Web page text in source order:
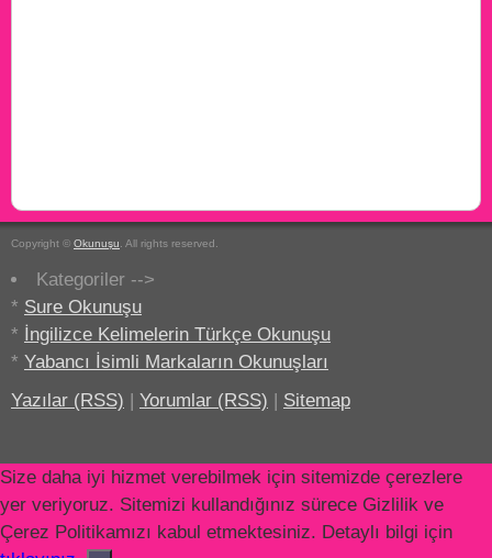
Copyright © Okunuşu . All rights reserved.
Kategoriler -->
* Sure Okunuşu
* İngilizce Kelimelerin Türkçe Okunuşu
* Yabancı İsimli Markaların Okunuşları
Yazılar (RSS) | Yorumlar (RSS) | Sitemap
Size daha iyi hizmet verebilmek için sitemizde çerezlere
yer veriyoruz. Sitemizi kullandığınız sürece Gizlilik ve
Çerez Politikamızı kabul etmektesiniz. Detaylı bilgi için